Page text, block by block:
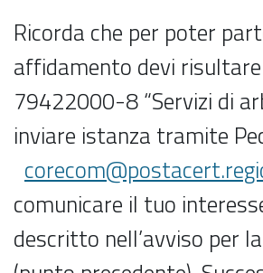
Ricorda che per poter
affidamento devi
79422000-8 “Servizi di
inviare istanza tramite
comunicare il tuo
descritto nell’avviso per